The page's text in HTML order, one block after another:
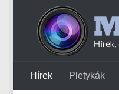
Hírek Pletykák